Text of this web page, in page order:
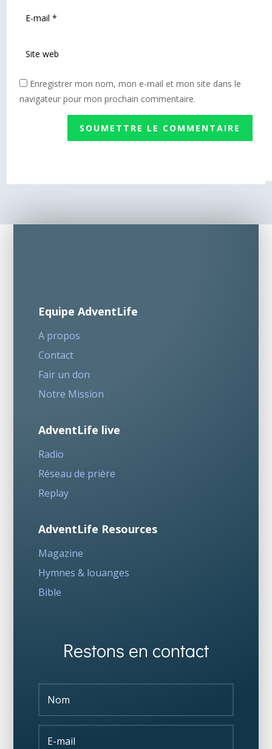
Enregistrer mon nom, mon e-mail et mon site dans le
navigateur pour mon prochain commentaire.
SOUMETTRE LE COMMENTAIRE
Equipe AdventLife
A propos
Contact
Fair un don
Notre Mission
AdventLife live
Radio
Réseau de prière
Replay
AdventLife Resources
Magazine
Hymnes & louanges
Bible
Restons en contact